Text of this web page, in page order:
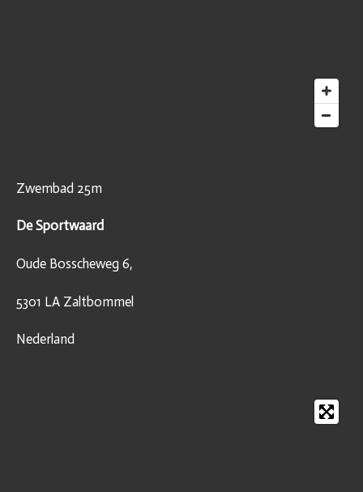
Zwembad 25m
De Sportwaard
Oude Bosscheweg 6,
5301 LA Zaltbommel
Nederland